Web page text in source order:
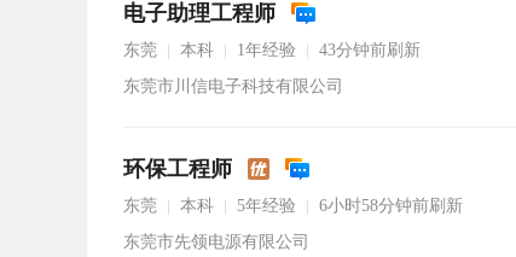
电子助理工程师
东莞 本科 1年经验
43分钟前刷新
东莞市川信电子科技有限公司
环保工程师
东莞 本科 5年经验
6小时58分钟前刷新
东莞市先领电源有限公司